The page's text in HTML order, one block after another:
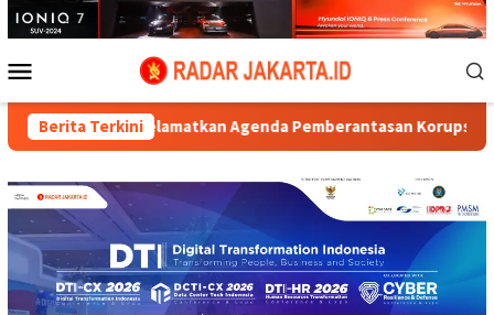
Loncat
ke
Mobile
Berita Terkini
Agenda Pemberantasan Korupsi Presiden Prabowo